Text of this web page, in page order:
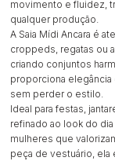
movimento e fluidez,
qualquer produção.
A Saia Mídi Ancara é
croppeds, regatas ou
criando conjuntos
proporciona
sem perder o estilo.
Ideal para festas,
refinado ao look do
mulheres que
peça de vestuário, ela